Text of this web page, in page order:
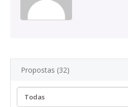
Propostas (32)